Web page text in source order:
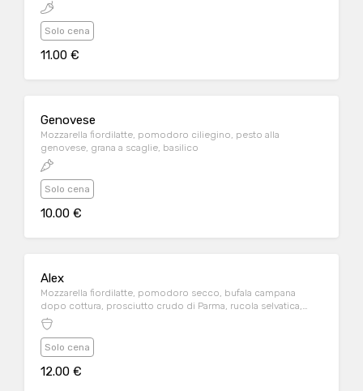
Solo cena
11.00 €
Genovese
Mozzarella fiordilatte, pomodoro ciliegino, pesto alla
genovese, grana a scaglie, basilico
Solo cena
10.00 €
Alex
Mozzarella fiordilatte, pomodoro secco, bufala campana
dopo cottura, prosciutto crudo di Parma, rucola selvatica,
noci
Solo cena
12.00 €